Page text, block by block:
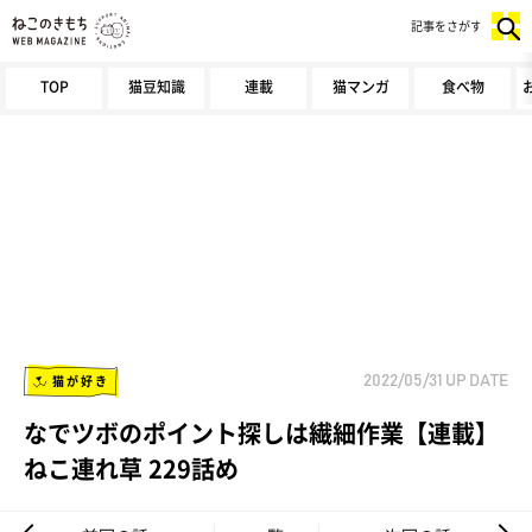
TOP 猫豆知識 連載 猫マンガ 食べ物
記事をさがす
猫が好き 2022/05/31 UP DATE
なでツボのポイント探しは繊細作業【連載】
ねこ連れ草 229話め